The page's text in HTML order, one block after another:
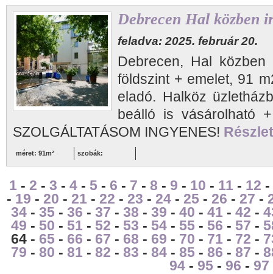
Debrecen Hal közben
feladva: 2025. február 20.
Debrecen, Hal
földszint + emelet, 91
eladó. Halköz
beálló is vásárolható
SZOLGÁLTATÁSOM INGYENES!
méret: 91m² szobák:
1 - 2 - 3 - 4 - 5 - 6 - 7 - 8 - 9 - 10 - 11 - 12 -
- 19 - 20 - 21 - 22 - 23 - 24 - 25 - 26 - 27 -
34 - 35 - 36 - 37 - 38 - 39 - 40 - 41 - 42 -
49 - 50 - 51 - 52 - 53 - 54 - 55 - 56 - 57 -
64 - 65 - 66 - 67 - 68 - 69 - 70 - 71 - 72 -
79 - 80 - 81 - 82 - 83 - 84 - 85 - 86 - 87 -
94 - 95 - 96 - 97